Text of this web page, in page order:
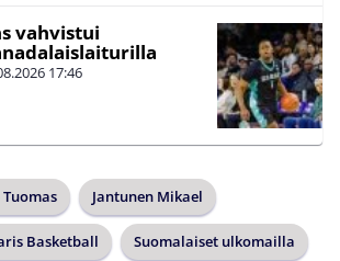
vahvistui
17:46
Jantunen Mikael
Basketball Suomalaiset ulkomailla